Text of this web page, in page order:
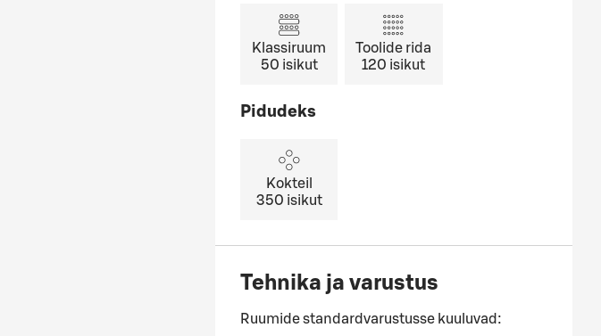
Klassiruum
50 isikut
Toolide rida
120 isikut
Pidudeks
Kokteil
350 isikut
Tehnika ja varustus
Ruumide standardvarustusse kuuluvad: